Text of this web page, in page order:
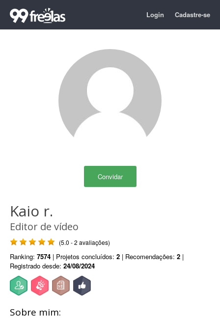
Login Cadastre-se
Convidar
Kaio r.
Editor de vídeo
(5.0 - 2 avaliações)
Ranking: 7574 | Projetos concluídos: 2 | Recomendações: 2 |
Registrado desde: 24/08/2024
Sobre mim: